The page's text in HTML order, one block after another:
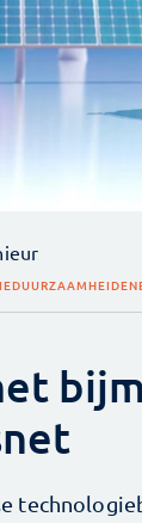
DUURZAAMHEID